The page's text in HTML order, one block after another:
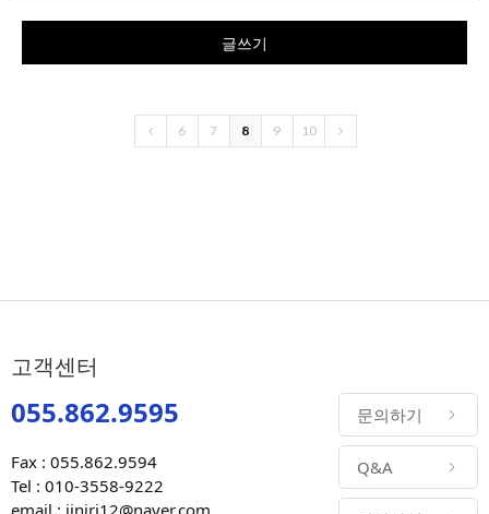
글쓰기
6 7 8 9 10
고객센터
055.862.9595
Fax : 055.862.9594
Tel : 010-3558-9222
email : jiniri12@naver.com
문의하기
Q&A